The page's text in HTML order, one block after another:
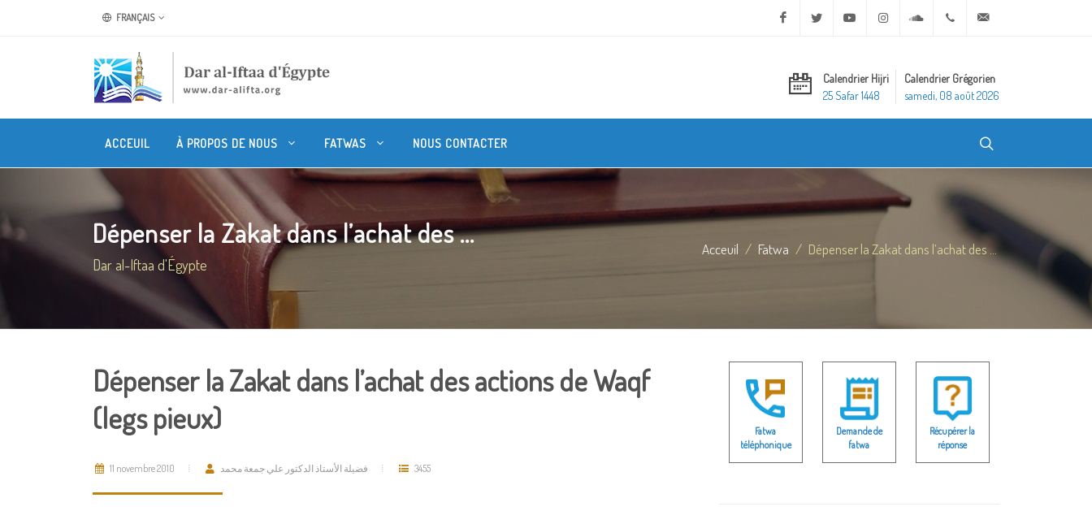
FRANÇAIS Facebook Twitter Youtube Instagram Soundcloud+20 2 25970400
Calendrier Hijri
25 Safar 1448
Calendrier Grégorien
samedi, 08 août 2026
ACCEUIL À PROPOS DE NOUS FATWAS NOUS CONTACTER
Dépenser la Zakat dans l’achat des ...
Dar al-Iftaa d'Égypte
Acceuil Fatwa Dépenser la Zakat dans l’achat des ...
Dépenser la Zakat dans l’achat des actions de Waqf
(legs pieux)
11 novembre 2010 فضيلة الأستاذ الدكتور علي جمعة محمد 3455
Fatwa
téléphonique
Demande de
fatwa
Récupérer la
réponse